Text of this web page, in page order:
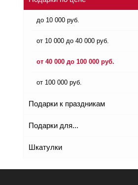
до 10 000 руб.
от 10 000 до 40 000 руб.
от 40 000 до 100 000 руб.
от 100 000 руб.
Подарки к праздникам
Подарки для...
Шкатулки